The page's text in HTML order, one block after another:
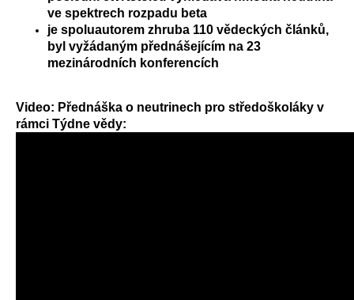
ve spektrech rozpadu beta
je spoluautorem zhruba 110 vědeckých článků,
byl vyžádaným přednášejícím na 23
mezinárodních konferencích
Video: Přednáška o neutrinech pro středoškoláky v
rámci Týdne vědy: